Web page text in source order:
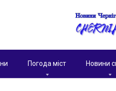
Погода міст Новини